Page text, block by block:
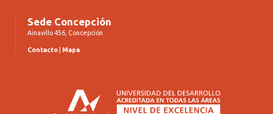
Sede Concepción
Ainavillo 456, Concepción
Contacto Mapa